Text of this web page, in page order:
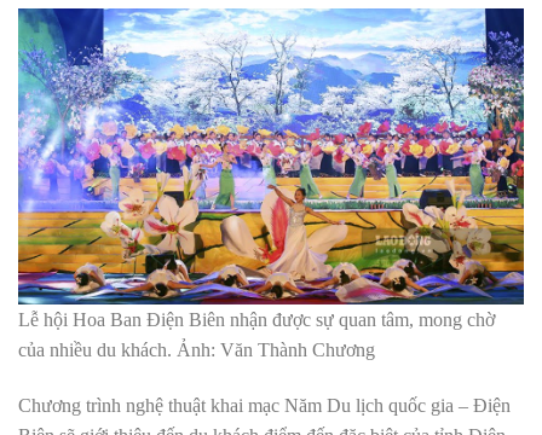
Lễ hội Hoa Ban Điện Biên nhận được sự quan tâm, mong chờ
của nhiều du khách. Ảnh: Văn Thành Chương
Chương trình nghệ thuật khai mạc Năm Du lịch quốc gia – Điện